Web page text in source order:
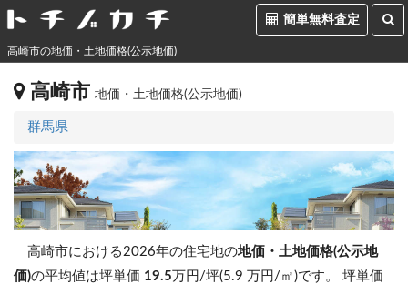
簡単無料査定
高崎市の地価・土地価格(公示地価)
高崎市 地価・土地価格(公示地価)
群馬県
高崎市における2026年の住宅地の地価・土地価格(公示地
価)の平均値は坪単価 19.5万円/坪(5.9 万円/㎡)です。 坪単価